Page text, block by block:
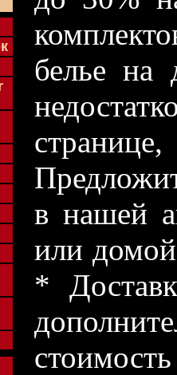
белье на
в нашей
или
*